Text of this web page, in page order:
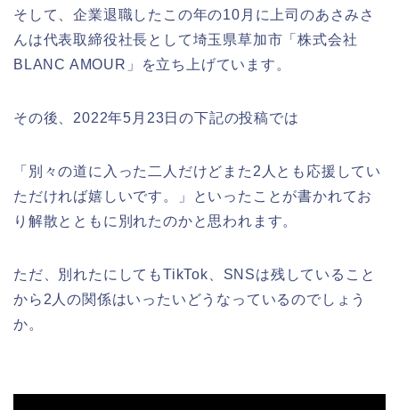
そして、企業退職したこの年の10月に上司のあさみさ
んは代表取締役社長として埼玉県草加市「株式会社
BLANC AMOUR」を立ち上げています。
その後、2022年5月23日の下記の投稿では
「別々の道に入った二人だけどまた2人とも応援してい
ただければ嬉しいです。」といったことが書かれてお
り解散とともに別れたのかと思われます。
ただ、別れたにしてもTikTok、SNSは残していること
から2人の関係はいったいどうなっているのでしょう
か。